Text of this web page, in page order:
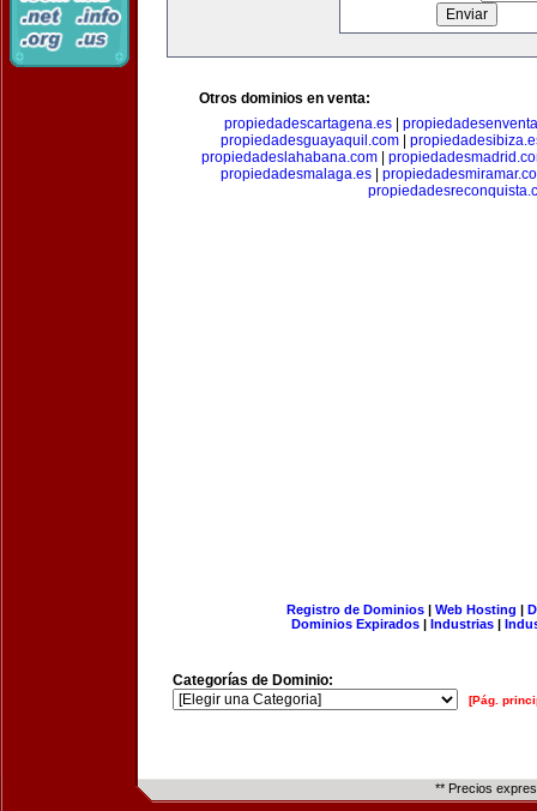
Otros dominios en venta:
propiedadescartagena.es|
propiedadesguayaquil.com
propiedadeslahabana.com|
propiedadesmalaga.es|
Registro de Dominios| Web Hosting |
Dominios Expirados | Industrias |
Categorías de Dominio:
[Pág.
** Precios